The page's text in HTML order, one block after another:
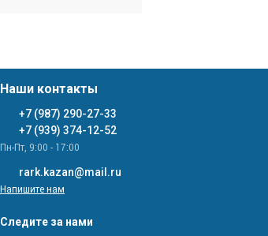
Наши контакты
+7 (987) 290-27-33
+7 (939) 374-12-52
Пн-Пт, 9:00 - 17:00
rark.kazan@mail.ru
Напишите нам
Следите за нами